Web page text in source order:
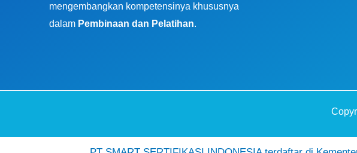
mengembangkan kompetensinya khususnya
dalam Pembinaan dan Pelatihan.